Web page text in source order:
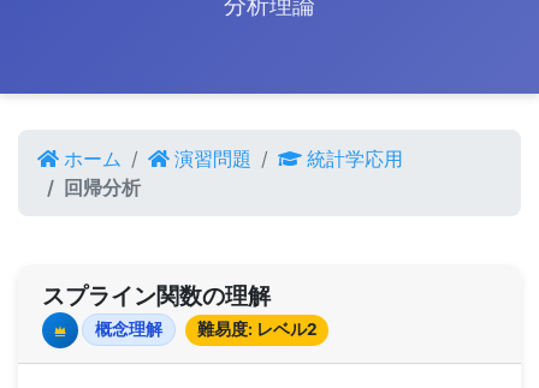
ホーム 演習問題
統計学応用
回帰分析
スプライン関数の理解
Premium概念理解 難易度: レベル2